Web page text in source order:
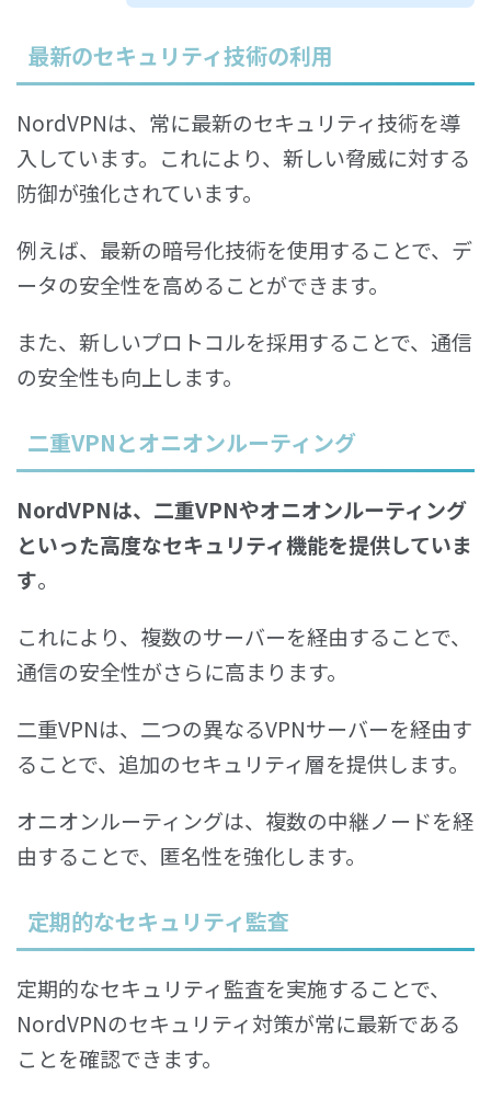
最新のセキュリティ技術の利用
NordVPNは、常に最新のセキュリティ技術を導
入しています。これにより、新しい脅威に対する
防御が強化されています。
例えば、最新の暗号化技術を使用することで、デ
ータの安全性を高めることができます。
また、新しいプロトコルを採用することで、通信
の安全性も向上します。
二重VPNとオニオンルーティング
NordVPNは、二重VPNやオニオンルーティング
といった高度なセキュリティ機能を提供していま
す。
これにより、複数のサーバーを経由することで、
通信の安全性がさらに高まります。
二重VPNは、二つの異なるVPNサーバーを経由す
ることで、追加のセキュリティ層を提供します。
オニオンルーティングは、複数の中継ノードを経
由することで、匿名性を強化します。
定期的なセキュリティ監査
定期的なセキュリティ監査を実施することで、
NordVPNのセキュリティ対策が常に最新である
ことを確認できます。